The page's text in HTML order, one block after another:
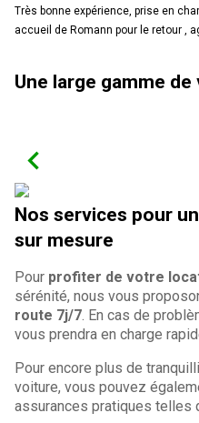
Très bonne expérience, prise en
accueil de Romann pour le retour ,
Une large gamme
Nos services pour
sur mesure
Pour profiter de votre
sérénité, nous vous
route 7j/7. En cas de
vous prendra en charge
Pour encore plus de
voiture, vous pouvez
assurances pratiques telles